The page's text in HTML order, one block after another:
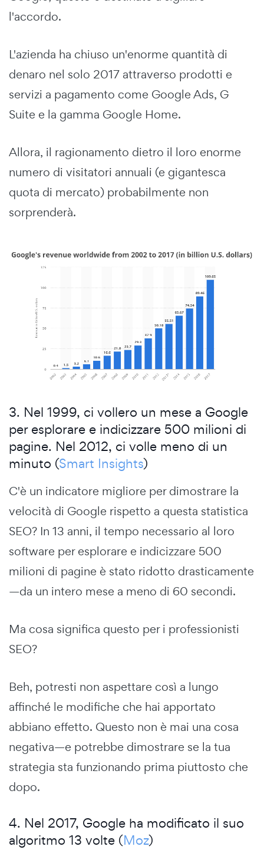
l'accordo.
L'azienda ha chiuso un'enorme quantità di
denaro nel solo 2017 attraverso prodotti e
servizi a pagamento come Google Ads, G
Suite e la gamma Google Home.
Allora, il ragionamento dietro il loro enorme
numero di visitatori annuali (e gigantesca
quota di mercato) probabilmente non
sorprenderà.
3. Nel 1999, ci vollero un mese a Google
per esplorare e indicizzare 500 milioni di
pagine. Nel 2012, ci volle meno di un
minuto (Smart Insights)
C'è un indicatore migliore per dimostrare la
velocità di Google rispetto a questa statistica
SEO? In 13 anni, il tempo necessario al loro
software per esplorare e indicizzare 500
milioni di pagine è stato ridotto drasticamente
—da un intero mese a meno di 60 secondi.
Ma cosa significa questo per i professionisti
SEO?
Beh, potresti non aspettare così a lungo
affinché le modifiche che hai apportato
abbiano effetto. Questo non è mai una cosa
negativa—e potrebbe dimostrare se la tua
strategia sta funzionando prima piuttosto che
dopo.
4. Nel 2017, Google ha modificato il suo
algoritmo 13 volte (Moz)